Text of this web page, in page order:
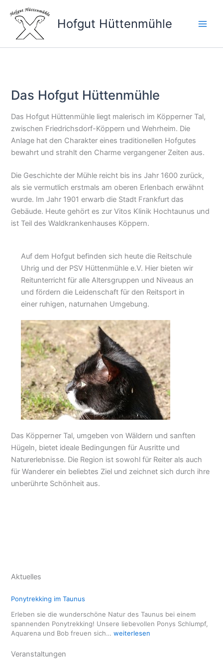
Inhalt
springen
Hofgut Hüttenmühle
Das Hofgut Hüttenmühle
Das Hofgut Hüttenmühle liegt malerisch im Köpperner Tal,
zwischen Friedrichsdorf-Köppern und Wehrheim. Die
Anlage hat den Charakter eines traditionellen Hofgutes
bewahrt und strahlt den Charme vergangener Zeiten aus.
Die Geschichte der Mühle reicht bis ins Jahr 1600 zurück,
als sie vermutlich erstmals am oberen Erlenbach erwähnt
wurde. Im Jahr 1901 erwarb die Stadt Frankfurt das
Gebäude. Heute gehört es zur Vitos Klinik Hochtaunus und
ist Teil des Waldkrankenhauses Köppern.
Auf dem Hofgut befinden sich heute die Reitschule
Uhrig und der PSV Hüttenmühle e.V. Hier bieten wir
Reitunterricht für alle Altersgruppen und Niveaus an
und fördern die Leidenschaft für den Reitsport in
einer ruhigen, naturnahen Umgebung.
Das Köpperner Tal, umgeben von Wäldern und sanften
Hügeln, bietet ideale Bedingungen für Ausritte und
Naturerlebnisse. Die Region ist sowohl für Reiter als auch
für Wanderer ein beliebtes Ziel und zeichnet sich durch ihre
unberührte Schönheit aus.
Aktuelles
Ponytrekking im Taunus
Erleben sie die wunderschöne Natur des Taunus bei einem
spannenden Ponytrekking! Unsere liebevollen Ponys Schlumpf,
Aquarena und Bob freuen sich…P
weiterlesen
Veranstaltungen